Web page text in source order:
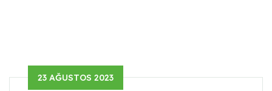
23 AĞUSTOS 2023